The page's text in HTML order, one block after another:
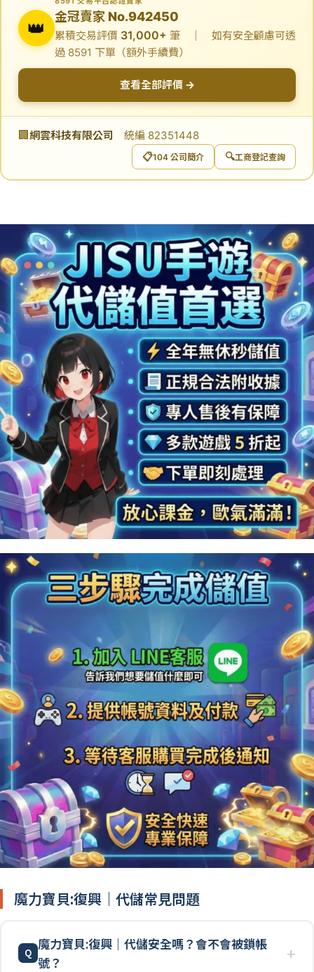
👑
金冠賣家 No.942450
累積交易評價 31,000+ 筆 ｜ 如有安全顧慮可透
過 8591 下單（額外手續費）
查看全部評價 →
🏢 網雲科技有限公司 統編 82351448
📋104 公司簡介 🔍工商登記查詢
魔力寶貝:復興｜代儲常見問題
魔力寶貝:復興｜代儲安全嗎？會不會被鎖帳
號？